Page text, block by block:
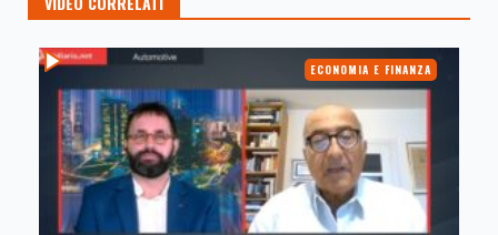
ECONOMIA E FINANZA